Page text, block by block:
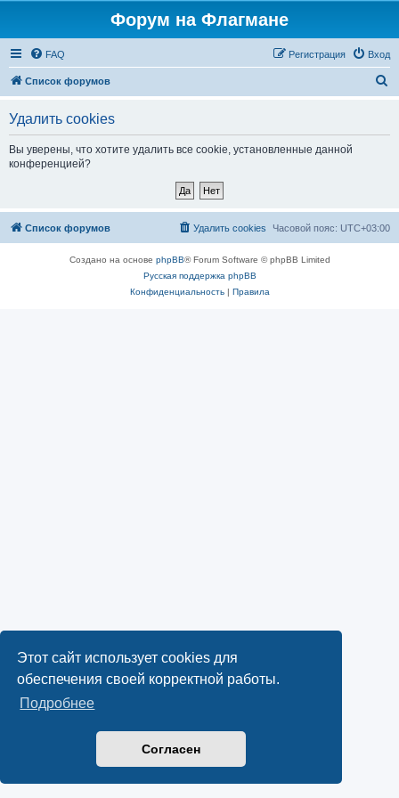
Этот сайт использует cookies для
обеспечения своей корректной работы.
Подробнее
Согласен
Форум на Флагмане
FAQ Вход
Регистрация
Список форумов
Удалить cookies
Вы уверены, что хотите удалить все cookie, установленные данной
конференцией?
Список форумов Часовой пояс: UTC+03:00
Удалить cookies
Создано на основе phpBB® Forum Software © phpBB Limited
Русская поддержка phpBB
Конфиденциальность| Правила